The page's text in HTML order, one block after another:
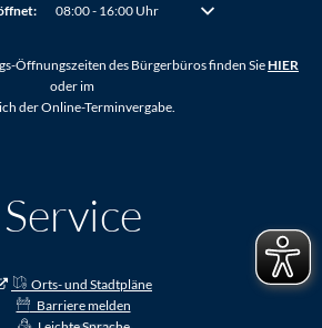
weitere Öffnungs- oder Schließzeiten auszublenden
08:00- 16:00Uhr Von 08:00 bis 16:00
Öffnungszeiten des Bürgerbüros finden SieHIER
oder im
der Online-Terminvergabe.
Service
Orts- und Stadtpläne
Barriere melden